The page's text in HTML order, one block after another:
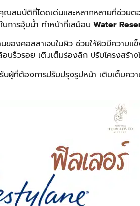
ณสมบัติที่โดดเด่นและหลากหลายที่ช่ว
การอุ้มน้ำ ทำหน้าที่เสมือน Water
องคอลลาเจนในผิว ช่วยให้ผิวมีความ
นริ้วรอย เติมเต็มร่องลึก ปรับโครงสร้
องการปรับปรุงรูปหน้า เติมเต็มควา